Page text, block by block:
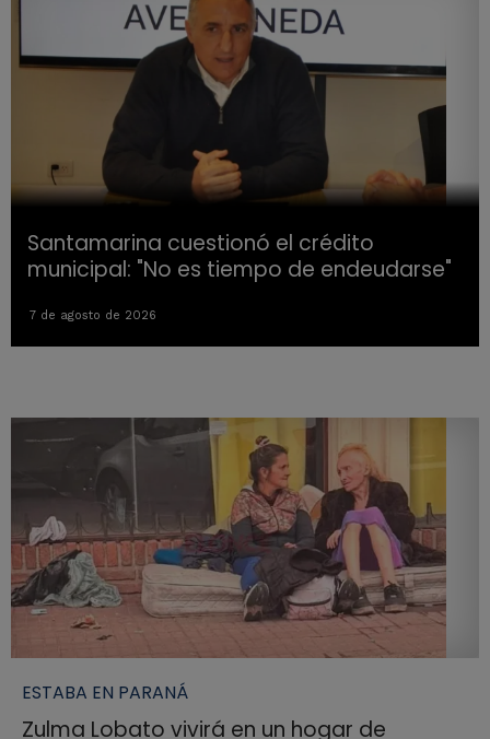
Santamarina cuestionó el crédito
municipal: "No es tiempo de endeudarse"
7 de agosto de 2026
ESTABA EN PARANÁ
Zulma Lobato vivirá en un hogar de